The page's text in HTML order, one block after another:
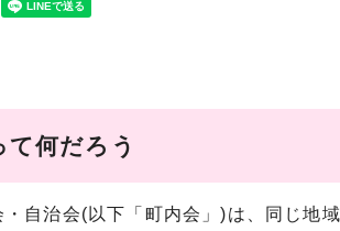
て何だろう
自治会(以下「町内会」)は、同じ地